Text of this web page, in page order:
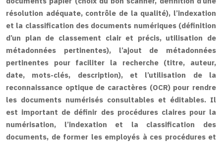
résolution adéquate, contrôle de la qualité), l’indexation
et la classification des documents numériques (définition
d’un plan de classement clair et précis, utilisation de
métadonnées pertinentes), l’ajout de métadonnées
pertinentes pour faciliter la recherche (titre, auteur,
date, mots-clés, description), et l’utilisation de la
reconnaissance optique de caractères (OCR) pour rendre
les documents numérisés consultables et éditables. Il
est important de définir des procédures claires pour la
numérisation, l’indexation et la classification des
documents, de former les employés à ces procédures et